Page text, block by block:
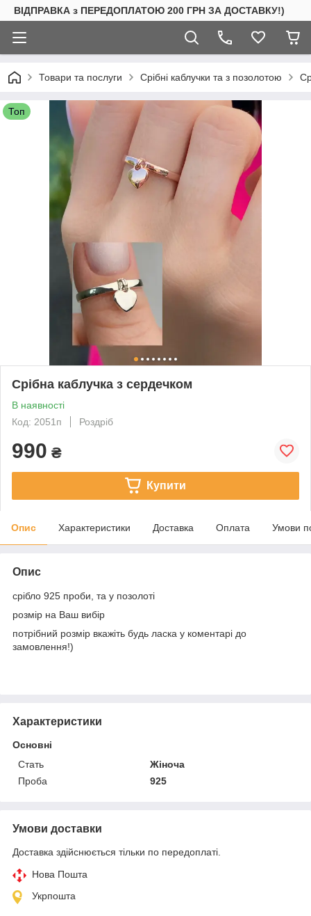
ВІДПРАВКА з ПЕРЕДОПЛАТОЮ 200 ГРН ЗА ДОСТАВКУ!)
Товари та послуги Срібні каблучки та з позолотою
Топ
Срібна каблучка з сердечком
В наявності
Код: 2051п
Роздріб
990 ₴
Купити
Опис Характеристики Доставка Оплата Умови
Опис
срібло 925 проби, та у позолоті
розмір на Ваш вибір
потрібний розмір вкажіть будь ласка у коментарі до
замовлення!)
Характеристики
Основні
Стать
Жіноча
Проба
925
Умови доставки
Доставка здійснюється тільки по передоплаті.
Нова Пошта
Укрпошта